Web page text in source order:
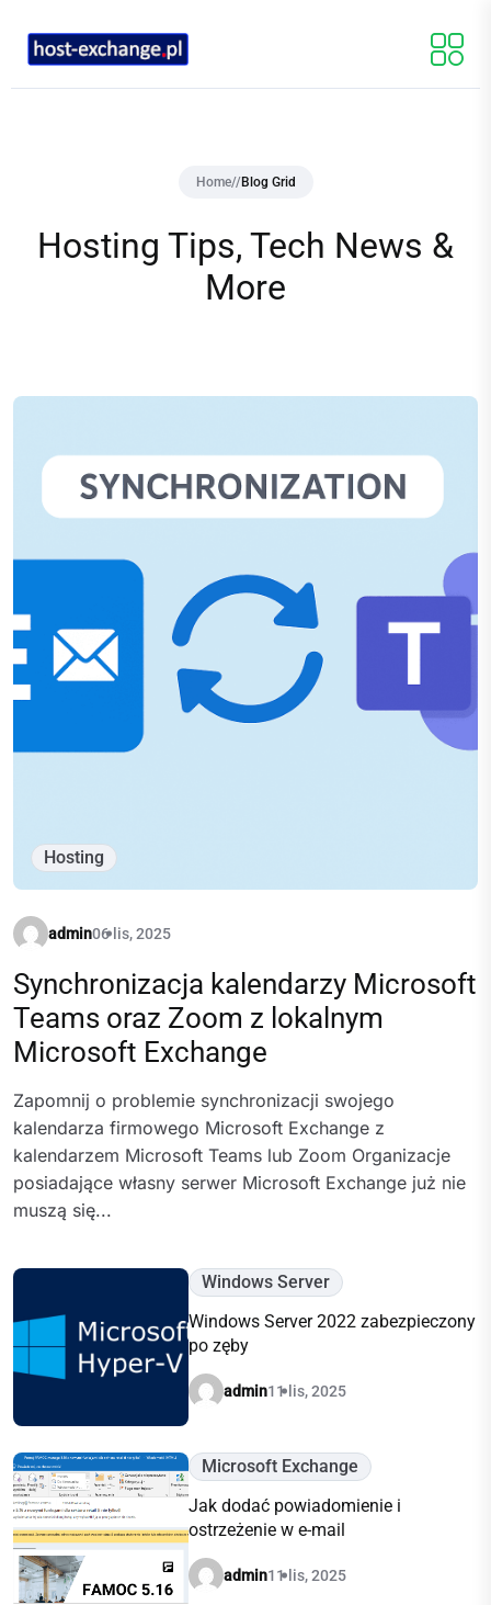
Home//Blog Grid
Hosting Tips, Tech News &
More
Hosting
admin06 lis, 2025
Synchronizacja kalendarzy Microsoft
Teams oraz Zoom z lokalnym
Microsoft Exchange
Zapomnij o problemie synchronizacji swojego
kalendarza firmowego Microsoft Exchange z
kalendarzem Microsoft Teams lub Zoom Organizacje
posiadające własny serwer Microsoft Exchange już nie
muszą się...
Windows Server
Windows Server 2022 zabezpieczony
po zęby
admin11 lis, 2025
Microsoft Exchange
Jak dodać powiadomienie i
ostrzeżenie w e-mail
admin11 lis, 2025